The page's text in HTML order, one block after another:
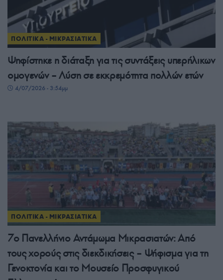
ΠΟΛΙΤΙΚΑ - ΜΙΚΡΑΣΙΑΤΙΚΑ
Ψηφίστηκε η διάταξη για τις συντάξεις υπερήλικων
ομογενών – Λύση σε εκκρεμότητα πολλών ετών
4/07/2026 - 3:54μμ
ΠΟΛΙΤΙΚΑ - ΜΙΚΡΑΣΙΑΤΙΚΑ
7ο Πανελλήνιο Αντάμωμα Μικρασιατών: Από
τους χορούς στις διεκδικήσεις – Ψήφισμα για τη
Γενοκτονία και το Μουσείο Προσφυγικού